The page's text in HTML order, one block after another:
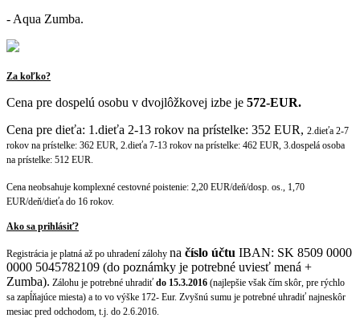
- Aqua Zumba.
Za koľko?
Cena pre dospelú osobu v dvojlôžkovej izbe je 572-EUR.
Cena pre dieťa: 1.dieťa 2-13 rokov na prístelke: 352 EUR, 2.dieťa 2-7
rokov na prístelke: 362 EUR, 2.dieťa 7-13 rokov na prístelke: 462 EUR, 3.dospelá osoba
na prístelke: 512 EUR.
Cena neobsahuje komplexné cestovné poistenie: 2,20 EUR/deň/dosp. os., 1,70
EUR/deň/dieťa do 16 rokov.
Ako sa prihlásiť?
Registrácia je platná až po uhradení zálohy na číslo účtu IBAN: SK 8509 0000
0000 5045782109 (do poznámky je potrebné uviesť mená +
Zumba). Zálohu je potrebné uhradiť do 15.3.2016 (najlepšie však čím skôr, pre rýchlo
sa zapĺňajúce miesta) a to vo výške 172- Eur. Zvyšnú sumu je potrebné uhradiť najneskôr
mesiac pred odchodom, t.j. do 2.6.2016.